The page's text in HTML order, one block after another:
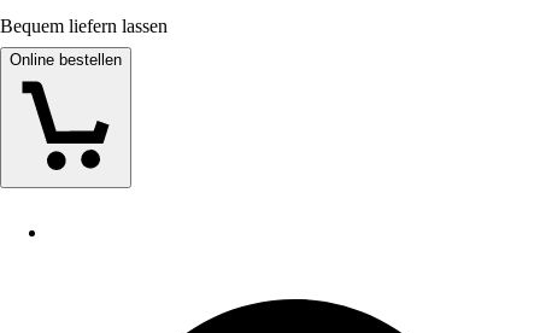
Bequem liefern lassen
Online bestellen